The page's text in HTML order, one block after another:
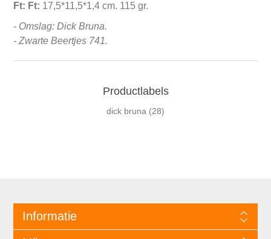
Ft: Ft: 17,5*11,5*1,4 cm. 115 gr.
- Omslag: Dick Bruna.
- Zwarte Beertjes 741.
Productlabels
dick bruna (28)
Informatie